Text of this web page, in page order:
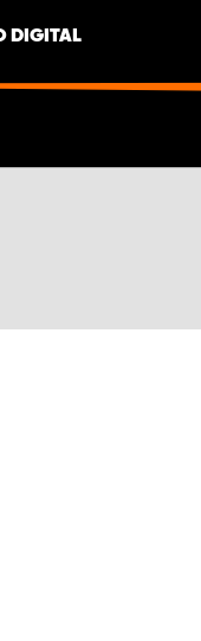
DIGITAL